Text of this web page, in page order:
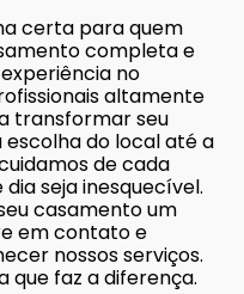
certa para quem
completa e
no
altamente
transformar seu
escolha do local até a
de cada
seja inesquecível.
casamento um
em contato e
nossos serviços.
que faz a diferença.